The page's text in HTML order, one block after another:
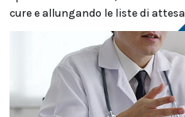
cure e allungando le liste di attesa